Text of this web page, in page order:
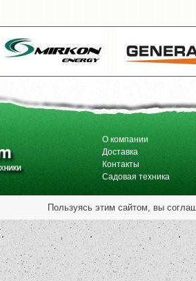
О компании
Доставка
Контакты
Садовая техника
Пользуясь этим сайтом, вы